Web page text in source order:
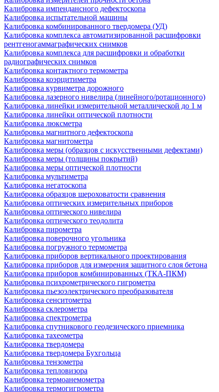
Калибровка импендансного дефектоскопа
Калибровка испытательной машины
Калибровка комбинированного твердомера (УД)
Калибровка комплекса автоматизированной расшифровки
рентгеногаммаграфических снимков
Калибровка комплекса для расшифровки и обработки
радиографических снимков
Калибровка контактного термометра
Калибровка коэрцитиметра
Калибровка курвиметра дорожного
Калибровка лазерного нивелира (линейного/ротационного)
Калибровка линейки измерительной металлической до 1 м
Калибровка линейки оптической плотности
Калибровка люксметра
Калибровка магнитного дефектоскопа
Калибровка магнитометра
Калибровка меры (образцов с искусственными дефектами)
Калибровка меры (толщины покрытий)
Калибровка меры оптической плотности
Калибровка мультиметра
Калибровка негатоскопа
Калибровка образцов шероховатости сравнения
Калибровка оптических измерительных приборов
Калибровка оптического нивелира
Калибровка оптического теодолита
Калибровка пирометра
Калибровка поверочного угольника
Калибровка погружного термометра
Калибровка приборов вертикального проектирования
Калибровка приборов для измерения защитного слоя бетона
Калибровка приборов комбинированных (ТКА-ПКМ)
Калибровка психрометрического гигрометра
Калибровка пьезоэлектрического преобразователя
Калибровка сенситометра
Калибровка склерометра
Калибровка спектрометра
Калибровка спутникового геодезического приемника
Калибровка тахеометра
Калибровка твердомера
Калибровка твердомера Бухгольца
Калибровка тензометра
Калибровка тепловизора
Калибровка термоанемометра
Калибровка термогигрометра